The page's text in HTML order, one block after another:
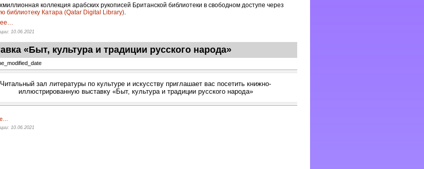
коллекция арабских рукописей Британской библиотеки в свободном доступе через
библиотеку Катара (Qatar Digital Library).
…
10.06.2021
«Быт, культура и традиции русского народа»
Читальный зал литературы по культуре и искусству приглашает вас посетить книжно-
иллюстрированную выставку «Быт, культура и традиции русского народа»
10.06.2021